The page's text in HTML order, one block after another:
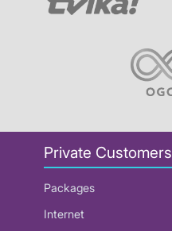
Private Customers
Packages
Internet